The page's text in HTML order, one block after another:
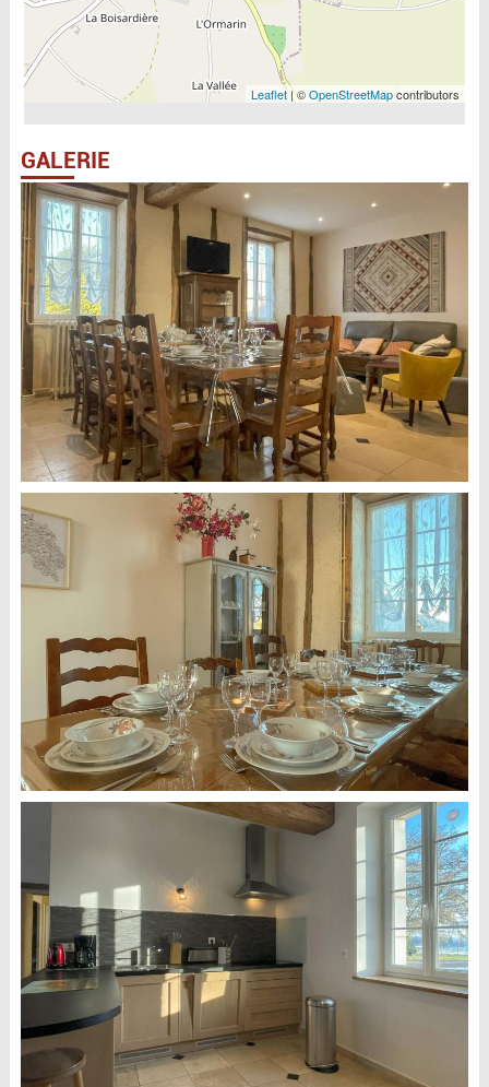
Leaflet| ©OpenStreetMapcontributors
GALERIE